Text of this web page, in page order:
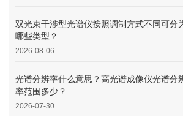
双光束干涉型光谱仪按照调制方式不同可分
哪些类型？
2026-08-06
光谱分辨率什么意思？高光谱成像仪光谱分
率范围多少？
2026-07-30